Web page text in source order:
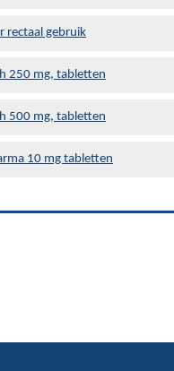
rectaal gebruik
250 mg, tabletten
500 mg, tabletten
10 mg tabletten